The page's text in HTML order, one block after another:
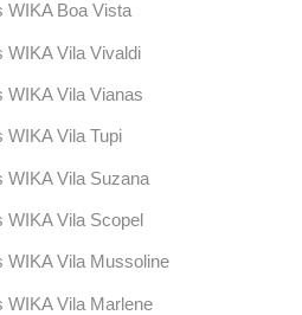
WIKA Boa Vista
WIKA Vila Vivaldi
WIKA Vila Vianas
WIKA Vila Tupi
WIKA Vila Suzana
WIKA Vila Scopel
WIKA Vila Mussoline
WIKA Vila Marlene